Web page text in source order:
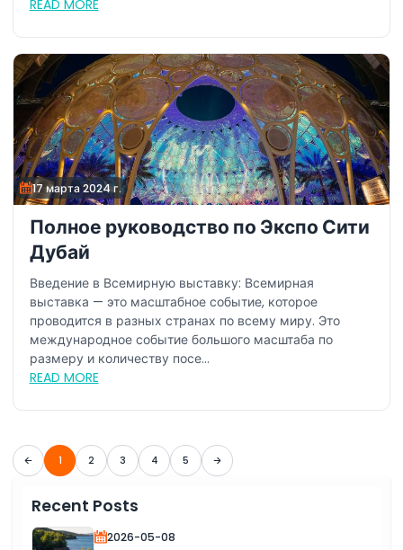
READ MORE
17 марта 2024 г.
Полное руководство по Экспо Сити
Дубай
Введение в Всемирную выставку: Всемирная
выставка — это масштабное событие, которое
проводится в разных странах по всему миру. Это
международное событие большого масштаба по
размеру и количеству посе...
READ MORE
1 2 3 4 5
Recent Posts
2026-05-08